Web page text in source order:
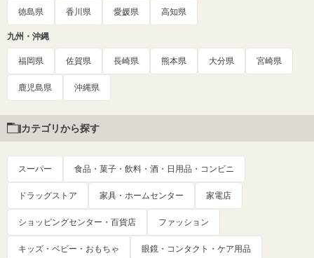
徳島県 香川県 愛媛県 高知県
九州・沖縄
福岡県 佐賀県 長崎県 熊本県 大分県 宮崎県
鹿児島県 沖縄県
カテゴリから探す
スーパー 食品・菓子・飲料・酒・日用品・コンビニ
ドラッグストア 家具・ホームセンター 家電店
ショッピングセンター・百貨店 ファッション
キッズ・ベビー・おもちゃ 眼鏡・コンタクト・ケア用品